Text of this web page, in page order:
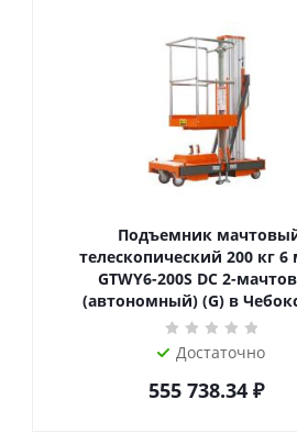
Подъемник
телескопический 200 кг 6 м TOR
GTWY6-200S DC 2-
(автономный) (G) в
Достаточно
555 738.34₽